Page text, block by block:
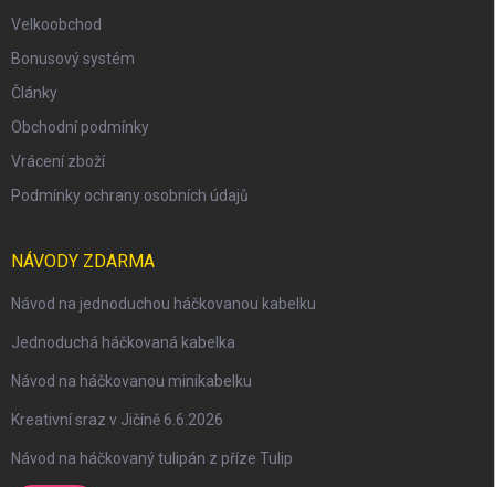
Velkoobchod
Bonusový systém
Články
Obchodní podmínky
Vrácení zboží
Podmínky ochrany osobních údajů
NÁVODY ZDARMA
Návod na jednoduchou háčkovanou kabelku
Jednoduchá háčkovaná kabelka
Návod na háčkovanou minikabelku
Kreativní sraz v Jičíně 6.6.2026
Návod na háčkovaný tulipán z příze Tulip